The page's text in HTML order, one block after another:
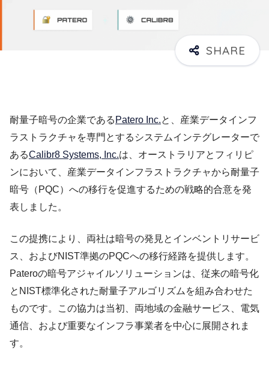
耐量子暗号の企業である Patero Inc.と、産業データインフ
ラストラクチャを専門とするシステムインテグレーターで
あるCalibr8 Systems, Inc.は、オーストラリアとフィリピ
ンにおいて、産業データインフラストラクチャから耐量子
暗号（PQC）への移行を促進するための戦略的合意を発
表しました。
この提携により、両社は暗号の発見とインベントリサービ
ス、およびNIST準拠のPQCへの移行経路を提供します。
Pateroの暗号アジャイルソリューションは、従来の暗号化
とNIST標準化された耐量子アルゴリズムを組み合わせた
ものです。この協力は当初、両地域の金融サービス、電気
通信、および重要なインフラ事業者を中心に展開されま
す。